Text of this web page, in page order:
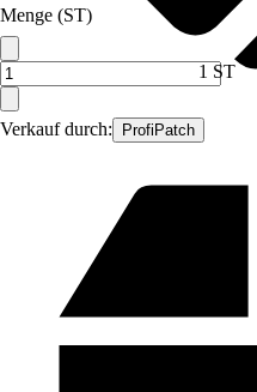
Verkauf durch: ProfiPatch
Menge (ST)
1 ST